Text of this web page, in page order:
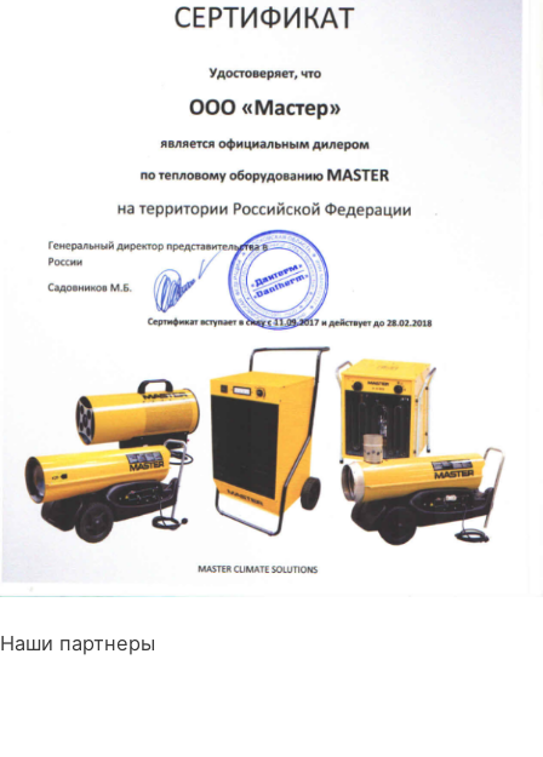
Наши партнеры